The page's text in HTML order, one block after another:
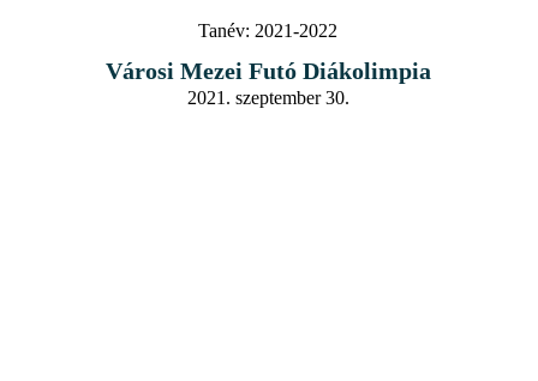
Tanév: 2021-2022
Városi Mezei Futó Diákolimpia
2021. szeptember 30.